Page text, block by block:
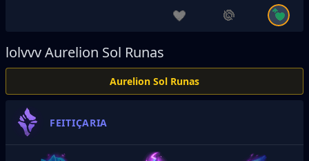
lolvvvAurelion Sol Runas
Aurelion Sol Runas
FEITIÇARIA